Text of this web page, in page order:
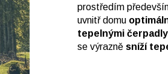
prostředím
uvnitř domu
tepelnými čerpadly
se výrazněsníží